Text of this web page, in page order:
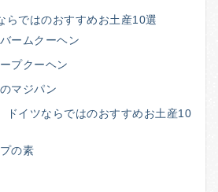
らではのおすすめお土産10選
ームクーヘン
プクーヘン
マジパン
ドイツならではのおすすめお土産10
の素